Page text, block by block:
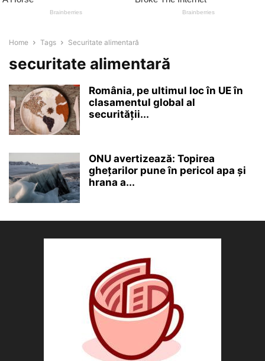
Home Tags Securitate alimentară
securitate alimentară
România, pe ultimul loc în UE în
clasamentul global al
securității...
ONU avertizează: Topirea
ghețarilor pune în pericol apa și
hrana a...